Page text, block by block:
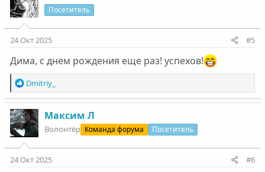
ц
и
и
:
Посетитель
24 Окт 2025 #5
Дима, с днем рождения еще раз! успехов!
Р
е
а
к
ц
и
и
:
Dmitriy_
Максим Л
Волонтёр Команда форума Посетитель
24 Окт 2025 #6